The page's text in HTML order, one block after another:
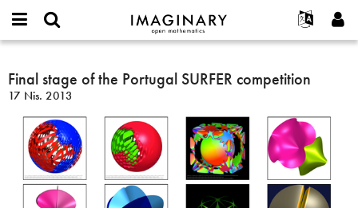
IMAGINARY
open
Français
한국어
Español
Türkçe
Programlar
Etkileşimli
Filmler
Metinler
Projeler
İletişim
or
username
Parola
Yeni hesap oluştur
Yeni parola iste
Ara
Final
stage
of
the
Portugal
SURFER
competition
Final stage of the Portugal SURFER competition
17 Nis. 2013